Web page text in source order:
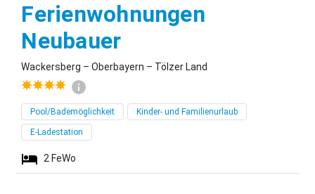
Ferienwohnungen
NeubauerWackersberg
Wackersberg – Oberbayern – Tölzer Land
Pool/Bademöglichkeit Kinder- und Familienurlaub
E-Ladestation
2 FeWo